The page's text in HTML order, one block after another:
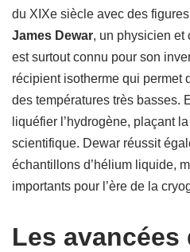
du XIXe siècle avec des
James Dewar, un physicien et
est surtout connu pour son
récipient isotherme qui permet
des températures très basses.
liquéfier l’hydrogène, plaçant
scientifique. Dewar réussit
échantillons d’hélium liquide,
importants pour l’ère de la
Les avancées